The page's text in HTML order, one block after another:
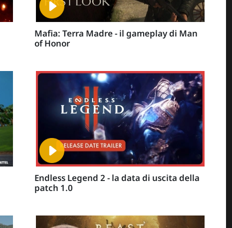
Mafia: Terra Madre - il gameplay di Man
of Honor
Endless Legend 2 - la data di uscita della
patch 1.0